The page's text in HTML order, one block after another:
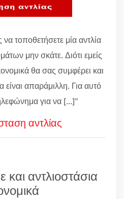
τοποθετήσετε μία αντλία
μην σκάτε. Διότι εμείς
θα σας συμφέρει και
είναι απαράμιλλη. Για αυτό
για να [...]"
αντλίας
αντλιοστάσια